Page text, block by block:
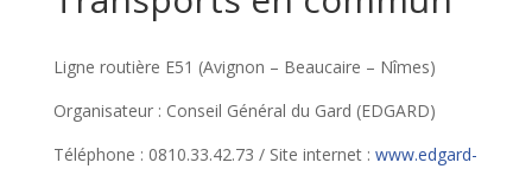
Ligne routière E51 (Avignon – Beaucaire – Nîmes)
Organisateur : Conseil Général du Gard (EDGARD)
Téléphone : 0810.33.42.73 / Site internet : www.edgard-